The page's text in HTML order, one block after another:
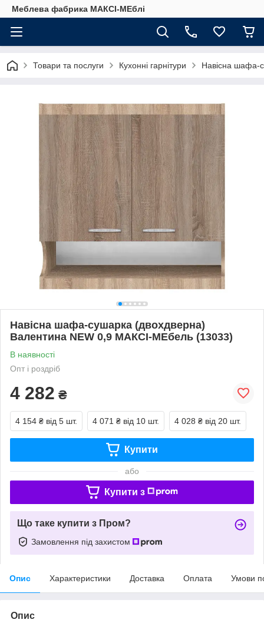
Меблева фабрика МАКСІ-МЕблі
Товари та послуги Кухонні гарнітури Навісна шафа-
Навісна шафа-сушарка (двохдверна)
Валентина NEW 0,9 МАКСІ-МЕбель (13033)
В наявності
Опт і роздріб
4 282 ₴
4 154 ₴ від 5 шт. 4 071 ₴ від 10 шт. 4 028 ₴ від 20 шт.
Купити
або
Купити з
Що таке купити з Пром?
Замовлення під захистом
Опис Характеристики Доставка Оплата Умови
Опис